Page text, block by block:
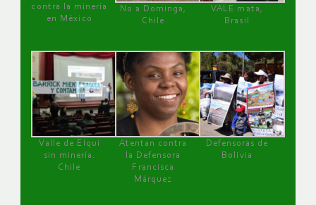
contra la minería
en México
No a Dominga,
Chile
VALE mata,
Brasil
Valle de Elqui
sin minería.
Chile
Atentan contra
la Defensora
Francisca
Márquez
Defensoras de
Bolivia